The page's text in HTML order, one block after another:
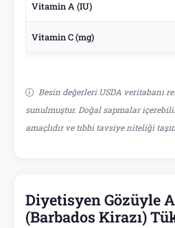
Vitamin A (IU)
Vitamin C (mg)
Besin değerleri USDA veritabanı
sunulmuştur. Doğal sapmalar
amaçlıdır ve tıbbi tavsiye niteliği
Diyetisyen Gözüyle
(Barbados Kirazı)